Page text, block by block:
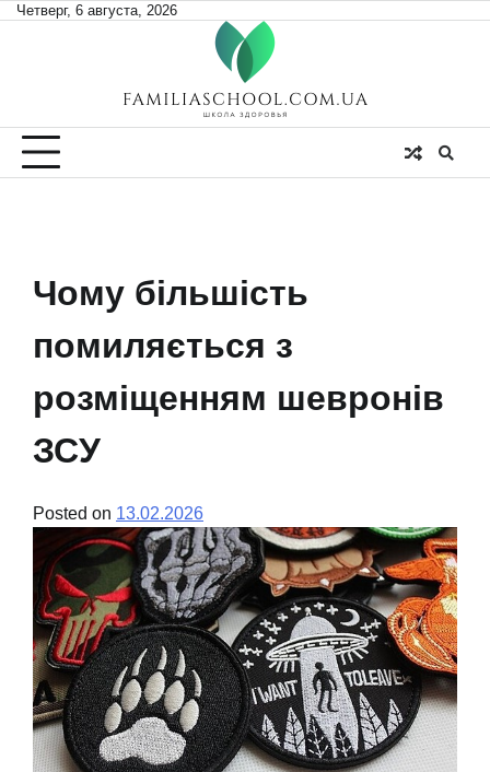
SkipЧетверг, 6 августа, 2026
Чому більшість
помиляється з
розміщенням шевронів
ЗСУ
Posted on 13.02.2026